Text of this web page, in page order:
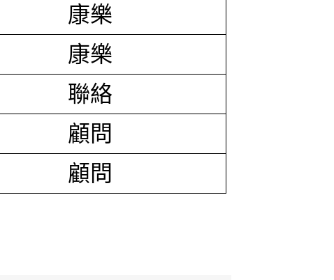
康樂
康樂
聯絡
顧問
顧問